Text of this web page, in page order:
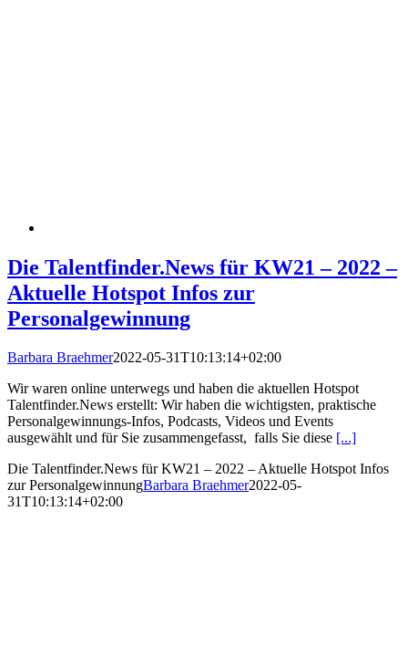
Die Talentfinder.News für KW21 – 2022 –
Aktuelle Hotspot Infos zur
Personalgewinnung
Barbara Braehmer2022-05-31T10:13:14+02:00
Wir waren online unterwegs und haben die aktuellen Hotspot
Talentfinder.News erstellt: Wir haben die wichtigsten, praktische
Personalgewinnungs-Infos, Podcasts, Videos und Events
ausgewählt und für Sie zusammengefasst, falls Sie diese [...]
Die Talentfinder.News für KW21 – 2022 – Aktuelle Hotspot Infos
zur PersonalgewinnungBarbara Braehmer2022-05-
31T10:13:14+02:00